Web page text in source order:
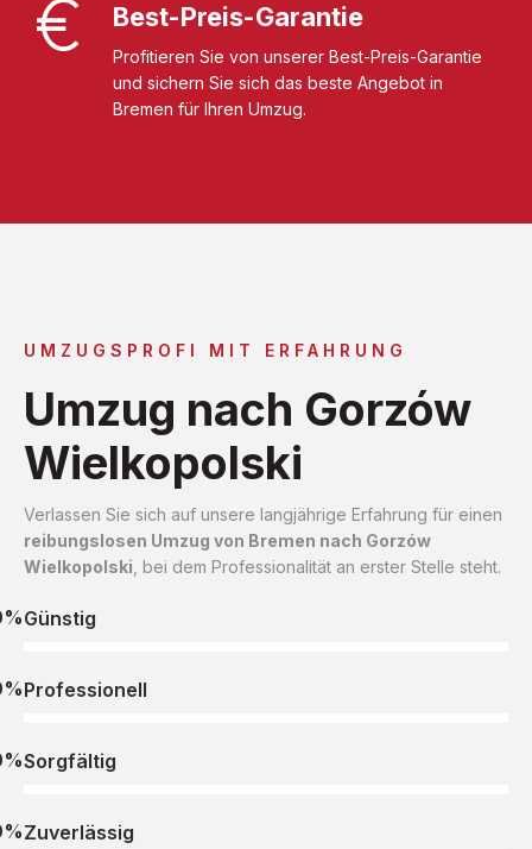
Best-Preis-Garantie
Profitieren Sie von unserer Best-Preis-Garantie
und sichern Sie sich das beste Angebot in
Bremen für Ihren Umzug.
UMZUGSPROFI MIT ERFAHRUNG
Umzug nach Gorzów
Wielkopolski
Verlassen Sie sich auf unsere langjährige Erfahrung für einen
reibungslosen Umzug von Bremen nach Gorzów
Wielkopolski , bei dem Professionalität an erster Stelle steht.
Günstig
Professionell
Sorgfältig
Zuverlässig